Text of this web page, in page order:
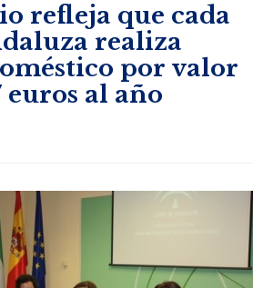
refleja que cada
realiza
por valor
euros al año